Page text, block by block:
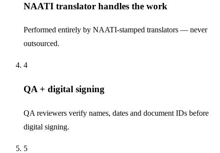
NAATI translator handles the work
Performed entirely by NAATI-stamped translators — never
outsourced.
4
QA + digital signing
QA reviewers verify names, dates and document IDs before
digital signing.
5